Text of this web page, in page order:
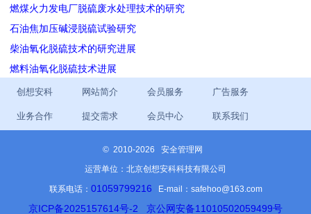
燃煤火力发电厂脱硫废水处理技术的研究
石油焦加压碱浸脱硫试验研究
柴油氧化脱硫技术的研究进展
燃料油氧化脱硫技术进展
创想安科 网站简介 会员服务 广告服务
业务合作 提交需求 会员中心 联系我们
© 2010-2026 安全管理网
运营单位：北京创想安科科技有限公司
联系电话： 01059799216 E-mail：safehoo@163.com
京ICP备2025157614号-2 京公网安备11010502059499号